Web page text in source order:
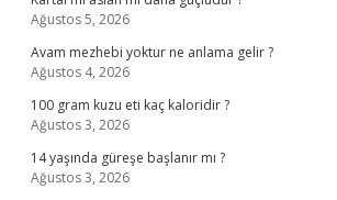
Ağustos 5, 2026
Avam mezhebi yoktur ne anlama gelir ?
Ağustos 4, 2026
100 gram kuzu eti kaç kaloridir ?
Ağustos 3, 2026
14 yaşında güreşe başlanır mı ?
Ağustos 3, 2026